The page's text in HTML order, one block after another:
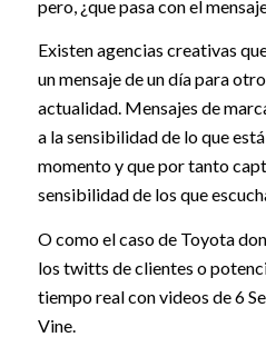
pero, ¿que pasa con el
Existen agencias creativas
un mensaje de un día para
actualidad. Mensajes de
a la sensibilidad de lo que
momento y que por tanto
sensibilidad de los que
O como el caso de Toyota
los twitts de clientes o
tiempo real con videos de 6
Vine.